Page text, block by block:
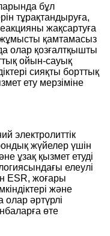
бұл
тұрақтандыруға,
жақсартуға
жұмысты қамтамасыз
олар қозғалтқышты
ойын-сауық
сияқты борттық
ету мерзіміне
электролиттік
жүйелер үшін
ұзақ қызмет етуді
елеулі
ESR, жоғары
және
олар әртүрлі
өте